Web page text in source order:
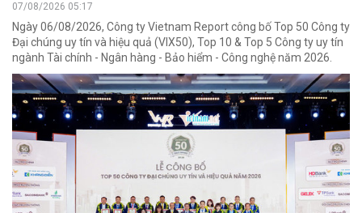
07/08/2026 05:17
Ngày 06/08/2026, Công ty Vietnam Report công bố Top 50 Công ty
Đại chúng uy tín và hiệu quả (VIX50), Top 10 & Top 5 Công ty uy tín
ngành Tài chính - Ngân hàng - Bảo hiểm - Công nghệ năm 2026.